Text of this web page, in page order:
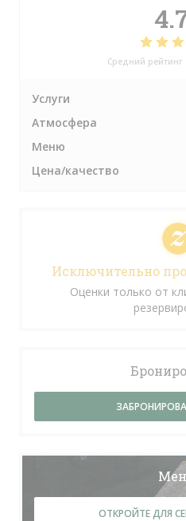
Средний
Услуги
Атмосфера
Меню
Цена/качество
Исключительно
Оценки только от
ОТКРОЙТЕ ДЛЯ